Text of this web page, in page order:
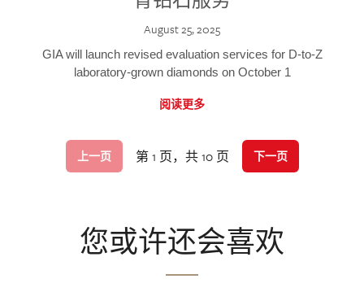
August 25, 2025
GIA will launch revised evaluation services for D-to-Z
laboratory-grown diamonds on October 1
阅读更多
上一页 第 1 页，共 10 页 下一页
您或许还会喜欢